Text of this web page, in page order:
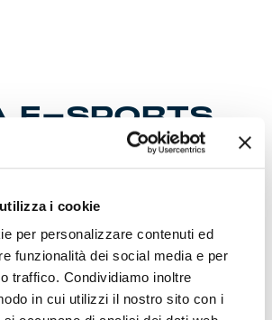
i cookie
per personalizzare contenuti ed
funzionalità dei social media e per
traffico. Condividiamo inoltre
in cui utilizzi il nostro sito con i
E-SPORTS,
CON
+
Oliboli, vincitore della Nordic
la Svezia, si è ben comportato
in cui ha gareggiato. E’ risultato
eSupercup che nella eSerieA TIM